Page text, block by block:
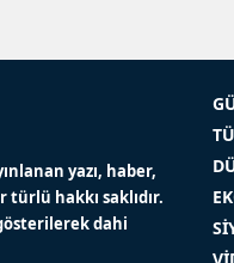
yazı, haber,
hakkı saklıdır.
dahi